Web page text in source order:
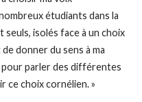
étudiants dans la
seuls, isolés face à un choix
donner du sens à ma
pour parler des différentes
ce choix cornélien.»